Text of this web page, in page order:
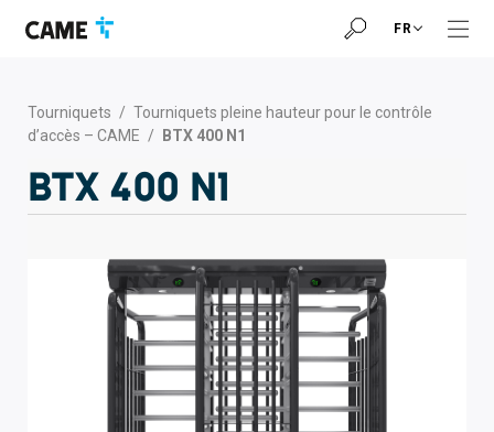
navigation
page
FR
Tourniquets / Tourniquets pleine hauteur pour le contrôle
d’accès – CAME / BTX 400 N1
BTX 400 N1